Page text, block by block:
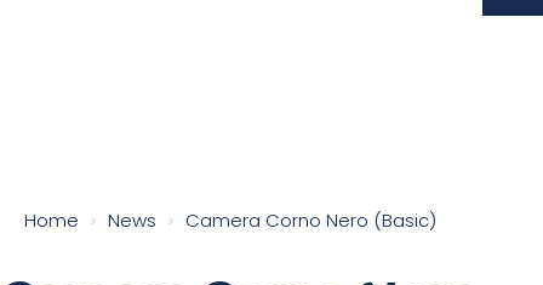
Home › News › Camera Corno Nero (Basic)